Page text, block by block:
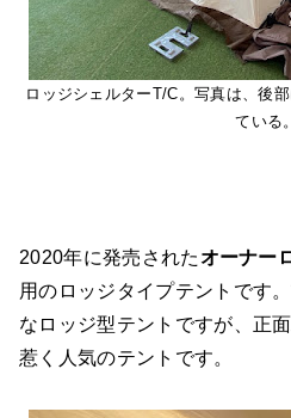
ロッジシェルターT/C。写真は、後
ている。
2020年に発売されたオーナー
用のロッジタイプテントです
なロッジ型テントですが、正
惹く人気のテントです。